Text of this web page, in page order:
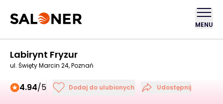
MENU
Labirynt Fryzur
ul. Święty Marcin 24, Poznań
4.94/5 Dodaj do ulubionych Udostępnij